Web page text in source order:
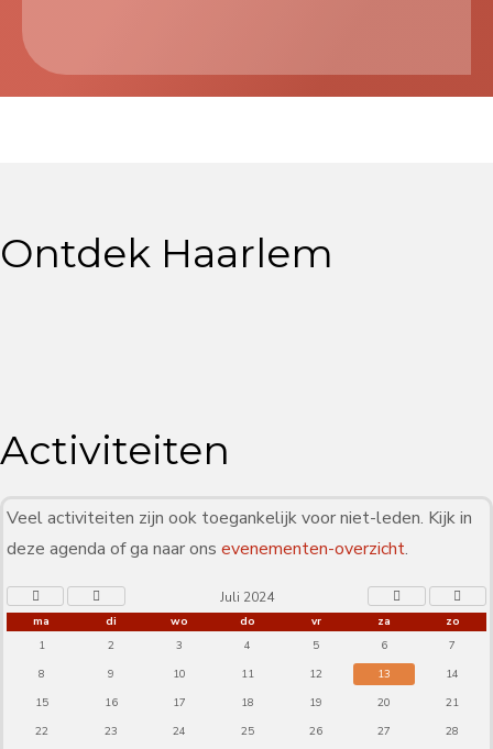
Ontdek Haarlem
Activiteiten
Veel activiteiten zijn ook toegankelijk voor niet-leden. Kijk in
deze agenda of ga naar ons evenementen-overzicht.
Juli 2024
ma di wo do vr za
zo
1
2 3 4 5 6
7
8
9 10 11 12 13
14
15
16 17 18 19 20
21
22
23 24 25 26 27
28